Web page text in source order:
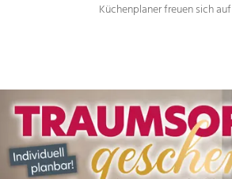
Küchenplaner freuen sich